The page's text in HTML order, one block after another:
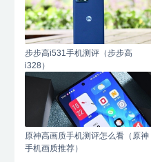
步步高i531手机测评（步步高
i328）
原神高画质手机测评怎么看（原神
手机画质推荐）